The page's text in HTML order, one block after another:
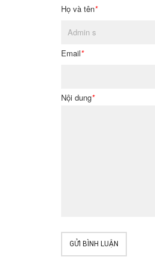
Họ và tên*
Email*
Nội dung*
GỬI BÌNH LUẬN